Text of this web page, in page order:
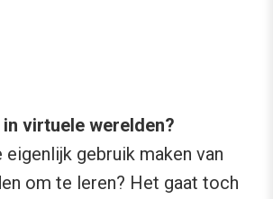
virtuele werelden?
gebruik maken van
om te leren? Het gaat toch